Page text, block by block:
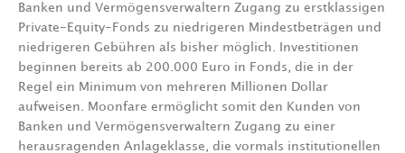
Banken und Vermögensverwaltern Zugang zu erstklassigen
Private-Equity-Fonds zu niedrigeren Mindestbeträgen und
niedrigeren Gebühren als bisher möglich. Investitionen
beginnen bereits ab 200.000 Euro in Fonds, die in der
Regel ein Minimum von mehreren Millionen Dollar
aufweisen. Moonfare ermöglicht somit den Kunden von
Banken und Vermögensverwaltern Zugang zu einer
herausragenden Anlageklasse, die vormals institutionellen